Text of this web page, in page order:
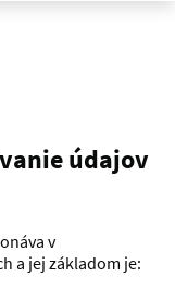
údajov
v
a jej základom je: